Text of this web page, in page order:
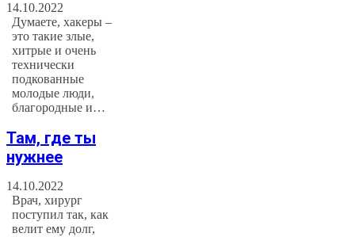
14.10.2022
Думаете, хакеры –
это такие злые,
хитрые и очень
технически
подкованные
молодые люди,
благородные и…
Там, где ты
нужнее
14.10.2022
Врач, хирург
поступил так, как
велит ему долг,